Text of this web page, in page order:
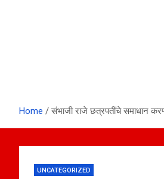
Home संभाजी राजे छत्रपतींचे समाधान
UNCATEGORIZED